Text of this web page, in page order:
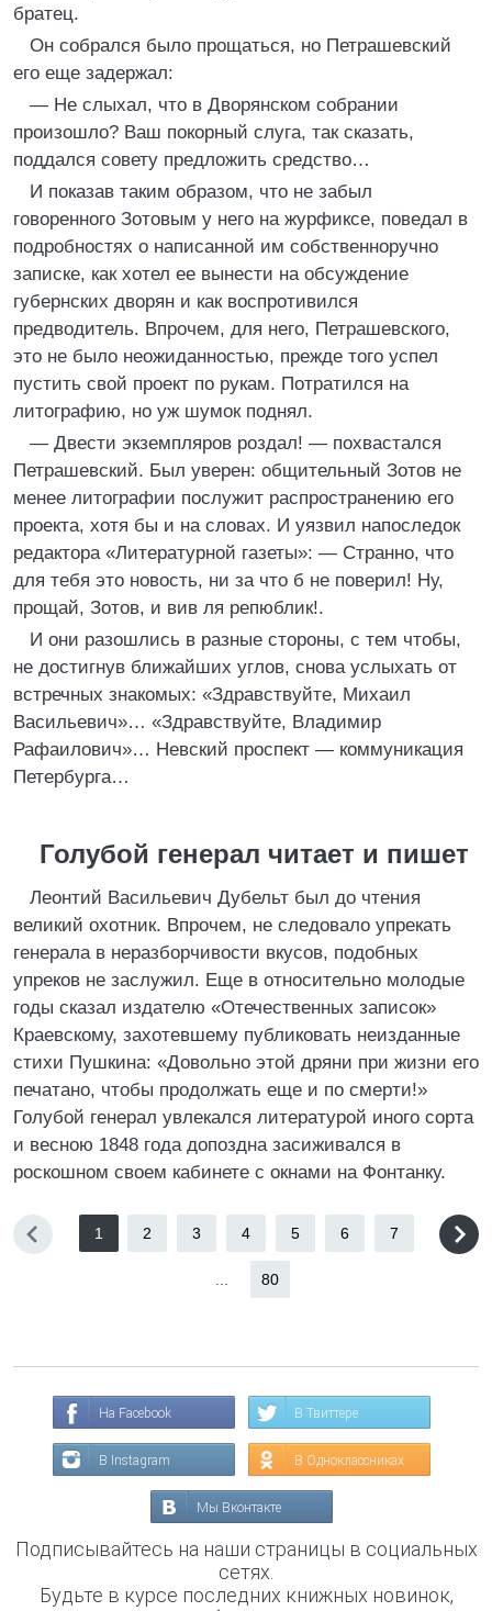
братец.
Он собрался было прощаться, но Петрашевский
его еще задержал:
— Не слыхал, что в Дворянском собрании
произошло? Ваш покорный слуга, так сказать,
поддался совету предложить средство…
И показав таким образом, что не забыл
говоренного Зотовым у него на журфиксе, поведал в
подробностях о написанной им собственноручно
записке, как хотел ее вынести на обсуждение
губернских дворян и как воспротивился
предводитель. Впрочем, для него, Петрашевского,
это не было неожиданностью, прежде того успел
пустить свой проект по рукам. Потратился на
литографию, но уж шумок поднял.
— Двести экземпляров роздал! — похвастался
Петрашевский. Был уверен: общительный Зотов не
менее литографии послужит распространению его
проекта, хотя бы и на словах. И уязвил напоследок
редактора «Литературной газеты»: — Странно, что
для тебя это новость, ни за что б не поверил! Ну,
прощай, Зотов, и вив ля репюблик!.
И они разошлись в разные стороны, с тем чтобы,
не достигнув ближайших углов, снова услыхать от
встречных знакомых: «Здравствуйте, Михаил
Васильевич»… «Здравствуйте, Владимир
Рафаилович»… Невский проспект — коммуникация
Петербурга…
Голубой генерал читает и пишет
Леонтий Васильевич Дубельт был до чтения
великий охотник. Впрочем, не следовало упрекать
генерала в неразборчивости вкусов, подобных
упреков не заслужил. Еще в относительно молодые
годы сказал издателю «Отечественных записок»
Краевскому, захотевшему публиковать неизданные
стихи Пушкина: «Довольно этой дряни при жизни его
печатано, чтобы продолжать еще и по смерти!»
Голубой генерал увлекался литературой иного сорта
и весною 1848 года допоздна засиживался в
роскошном своем кабинете с окнами на Фонтанку.
1 2 3 4 5 6 7
80
На Facebook В Твиттере
В Instagram В Одноклассниках
Мы Вконтакте
Подписывайтесь на наши страницы в социальных
сетях.
Будьте в курсе последних книжных новинок,